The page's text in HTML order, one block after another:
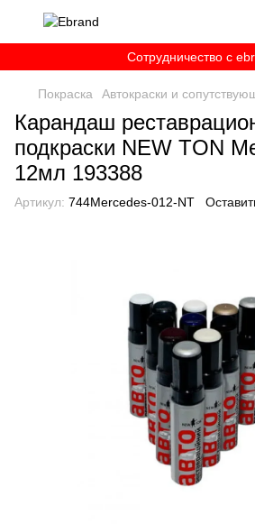
Сотрудничество c
Покраска Автокраски и
Карандаш
подкраски NEW TON
12мл 193388
Артикул: 744Mercedes-012-NT